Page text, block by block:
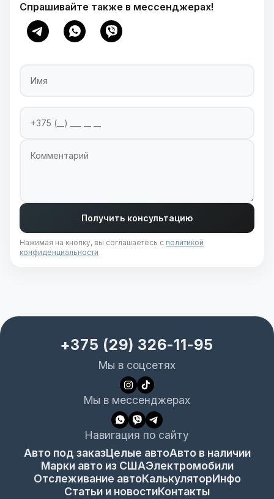
Спрашивайте также в мессенджерах!
Получить консультацию
Нажимая на кнопку, вы соглашаетесь с политикой
конфиденциальности
+375 (29) 326-11-95
Мы в соцсетях
Мы в мессенджерах
Навигация по сайту
Авто под заказЦелые автоАвто в наличии
Марки авто из СШАЭлектромобили
Отслеживание автоКалькуляторИнфо
Статьи и новостиКонтакты